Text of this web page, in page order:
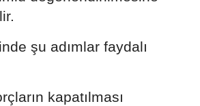
şu adımlar faydalı
kapatılması